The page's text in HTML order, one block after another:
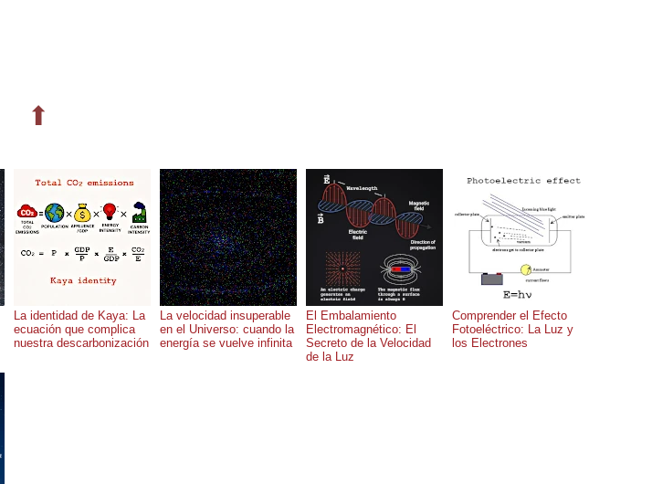
⬆
La identidad de Kaya: La
ecuación que complica
nuestra descarbonización
La velocidad insuperable
en el Universo: cuando la
energía se vuelve infinita
El Embalamiento
Electromagnético: El
Secreto de la Velocidad
de la Luz
Comprender el Efecto
Fotoeléctrico: La Luz y
los Electrones